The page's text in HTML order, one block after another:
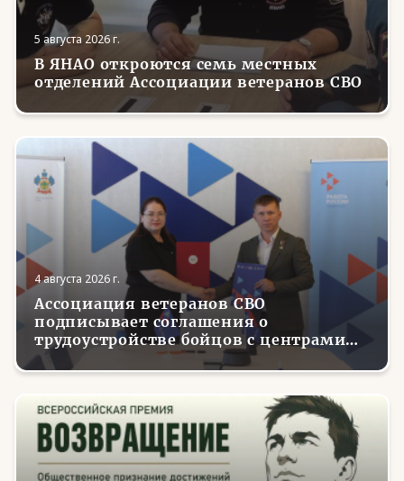
5 августа 2026 г.
В ЯНАО откроются семь местных
отделений Ассоциации ветеранов СВО
4 августа 2026 г.
Ассоциация ветеранов СВО
подписывает соглашения о
трудоустройстве бойцов с центрами
занятости в регионах России